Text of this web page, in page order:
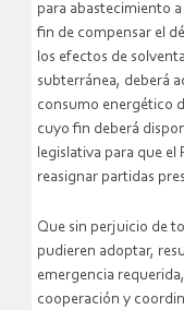
para abastecimiento
fin de compensar el
los efectos de
subterránea, deberá
consumo energético
cuyo fin deberá
legislativa para que
reasignar partidas
Que sin perjuicio de
pudieren adoptar,
emergencia
cooperación y